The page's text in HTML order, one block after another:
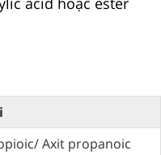
Axit propanoic